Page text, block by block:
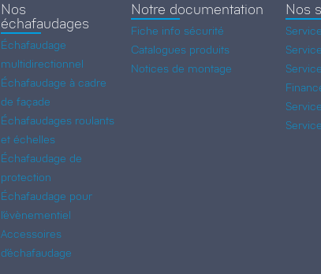
Nos
échafaudages
Échafaudage
multidirectionnel
Échafaudage à cadre
de façade
Échafaudages roulants
et échelles
Échafaudage de
protection
Échafaudage pour
l’évènementiel
Accessoires
d’échafaudage
Notre documentation
Fiche info sécurité
Catalogues produits
Notices de montage
Nos